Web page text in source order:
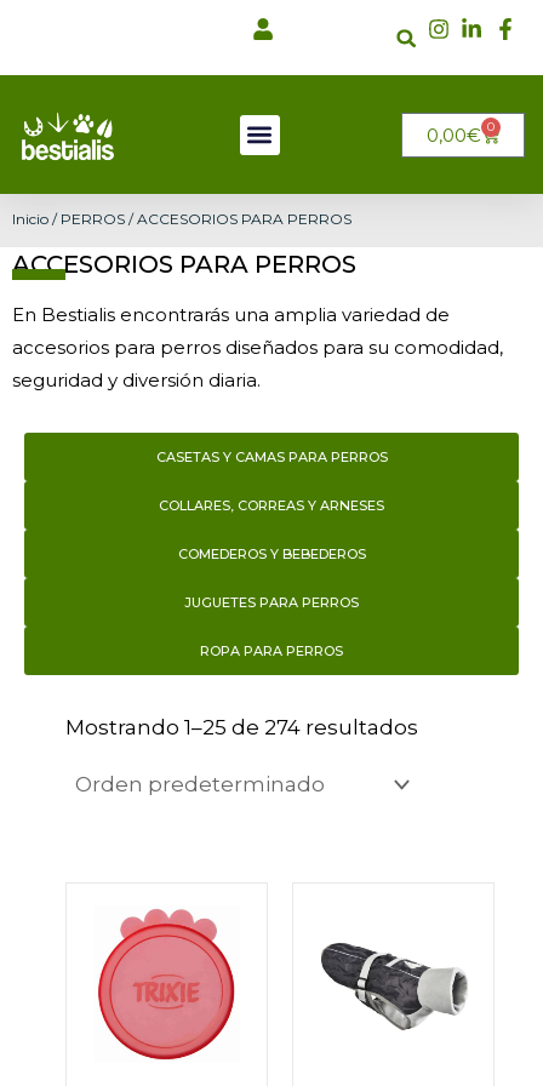
0,00€ 0
Inicio / PERROS / ACCESORIOS PARA PERROS
ACCESORIOS PARA PERROS
En Bestialis encontrarás una amplia variedad de
accesorios para perros diseñados para su comodidad,
seguridad y diversión diaria.
CASETAS Y CAMAS PARA PERROS
COLLARES, CORREAS Y ARNESES
COMEDEROS Y BEBEDEROS
JUGUETES PARA PERROS
ROPA PARA PERROS
Mostrando 1–25 de 274 resultados
desde
16,95€
hasta
24,50€
tiene
múltiples